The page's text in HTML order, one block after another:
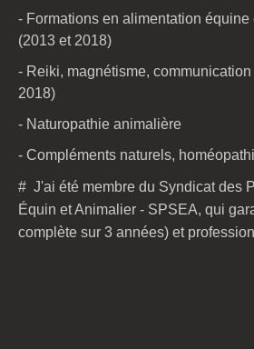
- Formations en alimentation
(2013 et 2018)
- Reiki, magnétisme,
2018)
- Naturopathie animalière
- Compléments naturels,
# J'ai été membre du Syndicat des
Équin et Animalier - SPSEA, qui
complète sur 3 années) et